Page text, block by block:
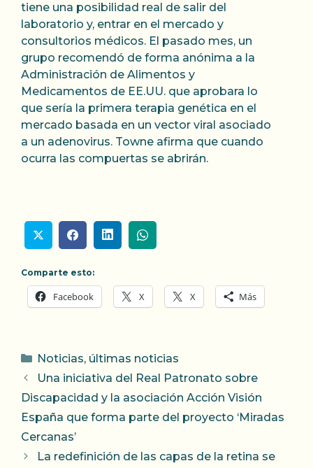
tiene una posibilidad real de salir del
laboratorio y, entrar en el mercado y
consultorios médicos. El pasado mes, un
grupo recomendó de forma anónima a la
Administración de Alimentos y
Medicamentos de EE.UU. que aprobara lo
que sería la primera terapia genética en el
mercado basada en un vector viral asociado
a un adenovirus. Towne afirma que cuando
ocurra las compuertas se abrirán.
Comparte esto:
Facebook X X Más
Categorías
Noticias, últimas noticias
Una iniciativa del Real Patronato sobre
Discapacidad y la asociación Acción Visión
España que forma parte del proyecto ‘Miradas
Cercanas’
La redefinición de las capas de la retina se